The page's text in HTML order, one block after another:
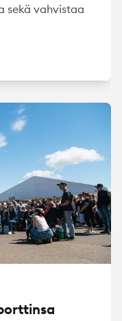
sekä vahvistaa